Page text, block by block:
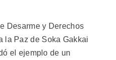
Desarme y Derechos
la Paz de Soka Gakkai
el ejemplo de un